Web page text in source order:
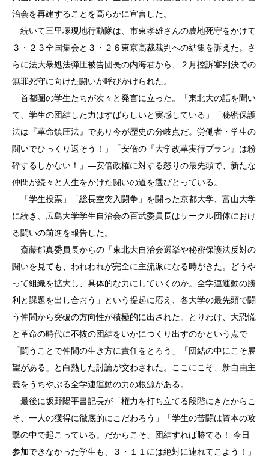
治会を再建することを高らかに宣言した。
続いて三里塚現地行動隊は、市東孝雄さんの農地死守をかけて
３・２３全国集会と３・２６東京高裁裁判への結集を訴えた。さ
らに法大暴処法弾圧被告団長の内海君から、２月控訴審判決での
無罪死守に向けた闘いが呼びかけられた。
首都圏の学生たちが次々と発言に立った。「東北大の話を聞い
て、学生の団結した力はすばらしいと実感している」「秘密保護
法は『革命鎮圧法』であり今が歴史の分岐点だ。労働者・学生の
闘いでひっくり返そう！」「安倍の『大学改革実行プラン』は粉
砕するしかない！」―安倍政権に対する怒りの最先頭で、新たな
仲間が続々と人生をかけた闘いの道を選びとっている。
「学生投票」「総長室突入闘争」を闘った京都大学、富山大学
に続き、広島大学学生自治会の百武委員長はサークル団体におけ
る闘いの前進を報告した。
斎藤郁真委員長からの「東北大自治会選挙や秘密保護法反対の
闘いを見ても、われわれが完全に主流派になる時がきた。どうや
って組織を拡大し、具体的な力にしていくのか。全学連運動の勝
利と課題を出し合おう」という提起に応え、各大学の最先頭で闘
う仲間から突破の方向性が積極的に出された。とりわけ、大恐慌
と革命の時代に不抜の団結をいかにつくり出すのかという点で
「闘うことで仲間の生き方に責任をとろう」「団結の中にこそ展
望がある」と白熱した討論が交わされた。ここにこそ、新自由主
義をうちやぶる全学連運動の力の根源がある。
最後に坂野陽平書記長が「権力を打ち立てる段階にきたからこ
そ、一人の獲得に徹底的にこだわろう」「学生の苦闘は資本の攻
撃の中で起こっている。だからこそ、団結すれば勝てる！ 今日
参加できなかった学生も、３・１１には絶対に連れてこよう！」